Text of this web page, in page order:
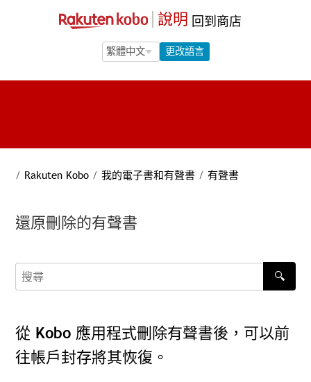
說明 回到商店
Language Selection
Language Selection
更改語言
/ Rakuten Kobo / 我的電子書和有聲書 / 有聲書
還原刪除的有聲書
搜尋
🔍
從 Kobo 應用程式刪除有聲書後，可以前
往帳戶封存將其恢復。